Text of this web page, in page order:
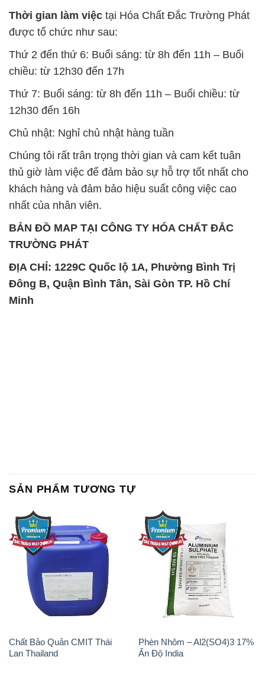
Thời gian làm việc tại Hóa Chất Đắc Trường Phát
được tổ chức như sau:
Thứ 2 đến thứ 6: Buổi sáng: từ 8h đến 11h – Buổi
chiều: từ 12h30 đến 17h
Thứ 7: Buổi sáng: từ 8h đến 11h – Buổi chiều: từ
12h30 đến 16h
Chủ nhật: Nghỉ chủ nhật hàng tuần
Chúng tôi rất trân trọng thời gian và cam kết tuân
thủ giờ làm việc để đảm bảo sự hỗ trợ tốt nhất cho
khách hàng và đảm bảo hiệu suất công việc cao
nhất của nhân viên.
BẢN ĐỒ MAP TẠI CÔNG TY HÓA CHẤT ĐẮC
TRƯỜNG PHÁT
ĐỊA CHỈ: 1229C Quốc lộ 1A, Phường Bình Trị
Đông B, Quận Bình Tân, Sài Gòn TP. Hồ Chí
Minh
SẢN PHẨM TƯƠNG TỰ
Chất Bảo Quản CMIT Thái
Lan Thailand
Phèn Nhôm – Al2(SO4)3 17%
Ấn Độ India